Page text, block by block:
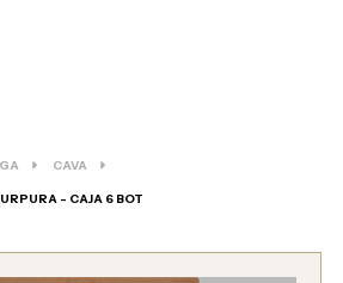
CAVA
- CAJA 6 BOT